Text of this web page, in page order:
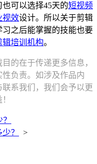
可以选择45天的短视频
视效设计。所以关于剪辑
之后能掌握的技能也要
辑培训机构。
的在于传递更多信息，
负责。如涉及作品内
系我们，我们会予以更
？ >